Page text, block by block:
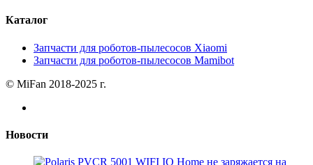
Каталог
Запчасти для роботов-пылесосов Xiaomi
Запчасти для роботов-пылесосов Mamibot
© MiFan 2018-2025 г.
Новости